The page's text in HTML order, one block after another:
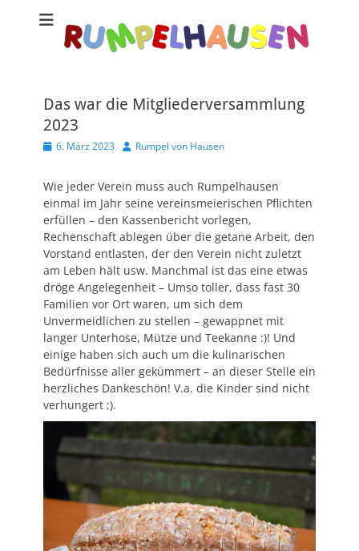
Das war die Mitgliederversammlung
2023
Veröffentlicht
6. März 2023 AutorRumpel von Hausen
Wie jeder Verein muss auch Rumpelhausen
einmal im Jahr seine vereinsmeierischen Pflichten
erfüllen – den Kassenbericht vorlegen,
Rechenschaft ablegen über die getane Arbeit, den
Vorstand entlasten, der den Verein nicht zuletzt
am Leben hält usw. Manchmal ist das eine etwas
dröge Angelegenheit – Umso toller, dass fast 30
Familien vor Ort waren, um sich dem
Unvermeidlichen zu stellen – gewappnet mit
langer Unterhose, Mütze und Teekanne :)! Und
einige haben sich auch um die kulinarischen
Bedürfnisse aller gekümmert – an dieser Stelle ein
herzliches Dankeschön! V.a. die Kinder sind nicht
verhungert ;).